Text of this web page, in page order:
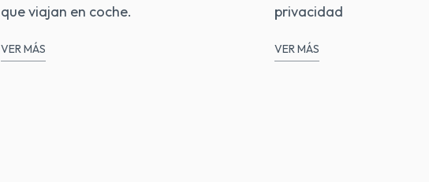
que viajan en coche.
VER MÁS
privacidad de tu
VER MÁS